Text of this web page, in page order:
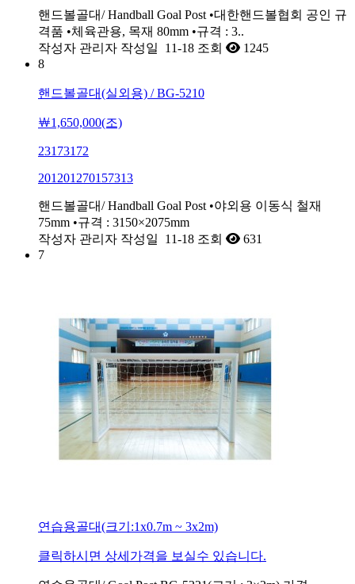
핸드볼골대/ Handball Goal Post •대한핸드볼협회 공인 규
격품 •체육관용, 목재 80mm •규격 : 3..
작성자 관리자 작성일 11-18 조회
1245
8
핸드볼골대(실외용) / BG-5210
￦1,650,000(조)
23173172
201201270157313
핸드볼골대/ Handball Goal Post •야외용 이동식 철재
75mm •규격 : 3150×2075mm
작성자 관리자 작성일 11-18 조회
631
7
연습용골대(크기:1x0.7m ~ 3x2m)
클릭하시면 상세가격을 보실수 있습니다.